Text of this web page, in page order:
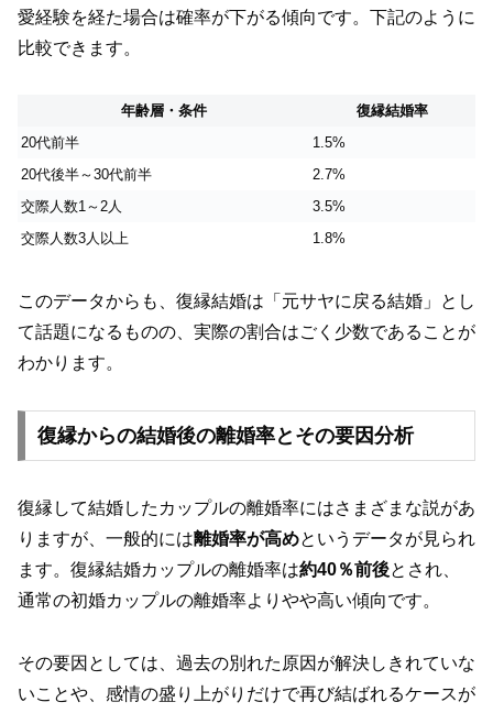
愛経験を経た場合は確率が下がる傾向です。下記のように
比較できます。
年齢層・条件
復縁結婚率
20代前半
1.5%
20代後半～30代前半
2.7%
交際人数1～2人
3.5%
交際人数3人以上
1.8%
このデータからも、復縁結婚は「元サヤに戻る結婚」とし
て話題になるものの、実際の割合はごく少数であることが
わかります。
復縁からの結婚後の離婚率とその要因分析
復縁して結婚したカップルの離婚率にはさまざまな説があ
りますが、一般的には離婚率が高めというデータが見られ
ます。復縁結婚カップルの離婚率は約40％前後とされ、
通常の初婚カップルの離婚率よりやや高い傾向です。
その要因としては、過去の別れた原因が解決しきれていな
いことや、感情の盛り上がりだけで再び結ばれるケースが